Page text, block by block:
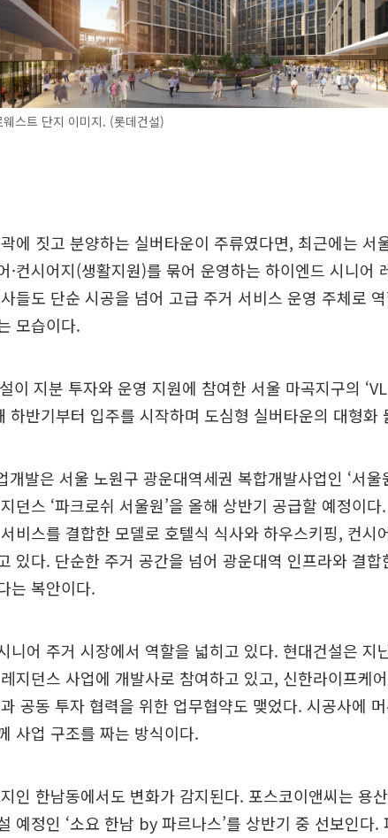
스트 단지 이미지. (롯데건설)
에 짓고 분양하는 실버타운이 주류였다면, 최근에는 서
·컨시어지(생활지원)를 묶어 운영하는 하이엔드 시니어
들도 단순 시공을 넘어 고급 주거 서비스 운영 주체로
모습이다.
이 지분 투자와 운영 지원에 참여한 서울 마곡지구의
하반기부터 입주를 시작하며 도심형 실버타운의 대형화
개발은 서울 노원구 광운대역세권 복합개발사업인 ‘서
던스 ‘파크로쉬 서울원’을 올해 상반기 공급할 예정이
비스를 결합한 모델로 호텔식 식사와 하우스키핑, 컨시
있다. 단순한 주거 공간을 넘어 광운대역 인프라와 결합
는 복안이다.
니어 주거 시장에서 역할을 넓히고 있다. 현대건설은 지
지던스 사업에 개발사로 참여하고 있고, 신한라이프케
공동 투자 협력을 위한 업무협약도 맺었다. 시공사에
사업 구조를 짜는 방식이다.
인 한남동에서도 변화가 감지된다. 포스코이앤씨는 용
예정인 ‘소요 한남 by 파르나스’를 상반기 중 선보인다.